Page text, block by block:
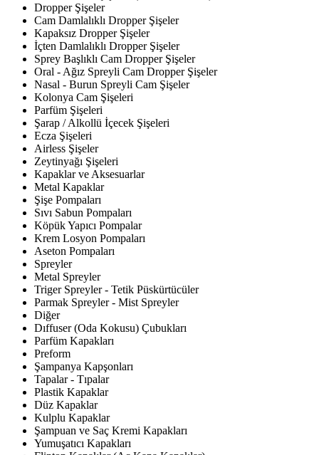
Dropper Şişeler
Cam Damlalıklı Dropper Şişeler
Kapaksız Dropper Şişeler
İçten Damlalıklı Dropper Şişeler
Sprey Başlıklı Cam Dropper Şişeler
Oral - Ağız Spreyli Cam Dropper Şişeler
Nasal - Burun Spreyli Cam Şişeler
Kolonya Cam Şişeleri
Parfüm Şişeleri
Şarap / Alkollü İçecek Şişeleri
Ecza Şişeleri
Airless Şişeler
Zeytinyağı Şişeleri
Kapaklar ve Aksesuarlar
Metal Kapaklar
Şişe Pompaları
Sıvı Sabun Pompaları
Köpük Yapıcı Pompalar
Krem Losyon Pompaları
Aseton Pompaları
Spreyler
Metal Spreyler
Triger Spreyler - Tetik Püskürtücüler
Parmak Spreyler - Mist Spreyler
Diğer
Dıffuser (Oda Kokusu) Çubukları
Parfüm Kapakları
Preform
Şampanya Kapşonları
Tapalar - Tıpalar
Plastik Kapaklar
Düz Kapaklar
Kulplu Kapaklar
Şampuan ve Saç Kremi Kapakları
Yumuşatıcı Kapakları